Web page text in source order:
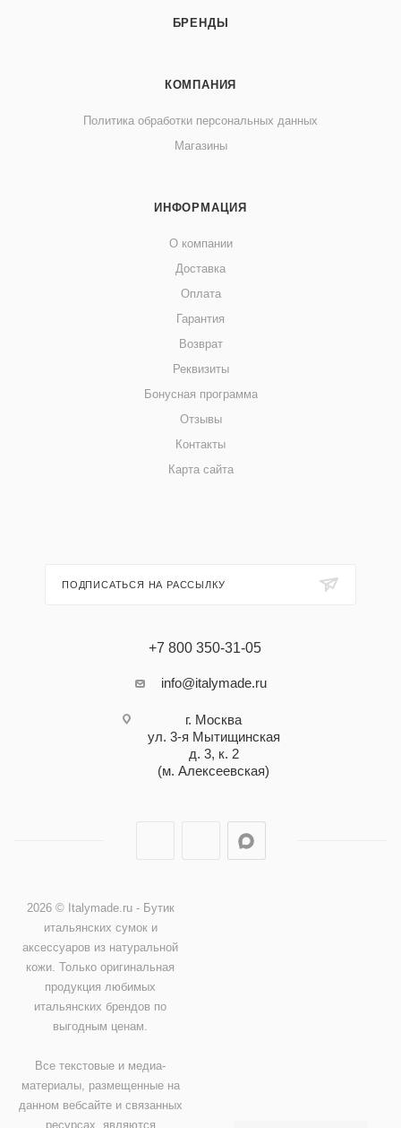
БРЕНДЫ
КОМПАНИЯ
Политика обработки персональных данных
Магазины
ИНФОРМАЦИЯ
О компании
Доставка
Оплата
Гарантия
Возврат
Реквизиты
Бонусная программа
Отзывы
Контакты
Карта сайта
ПОДПИСАТЬСЯ НА РАССЫЛКУ
+7 800 350-31-05
info@italymade.ru
г. Москва
ул. 3-я Мытищинская
д. 3, к. 2
(м. Алексеевская)
2026 © Italymade.ru - Бутик
итальянских сумок и
аксессуаров из натуральной
кожи. Только оригинальная
продукция любимых
итальянских брендов по
выгодным ценам.
Все текстовые и медиа-
материалы, размещенные на
данном вебсайте и связанных
ресурсах, являются